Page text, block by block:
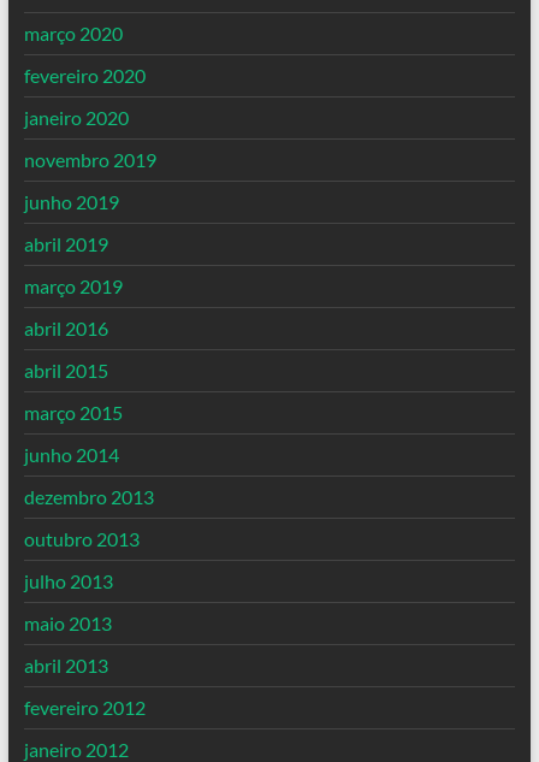
março 2020
fevereiro 2020
janeiro 2020
novembro 2019
junho 2019
abril 2019
março 2019
abril 2016
abril 2015
março 2015
junho 2014
dezembro 2013
outubro 2013
julho 2013
maio 2013
abril 2013
fevereiro 2012
janeiro 2012